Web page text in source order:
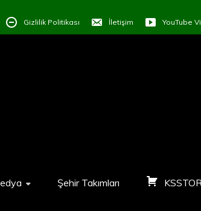
Gizlilik Politikası İletişim YouTube
Şehir Takımları